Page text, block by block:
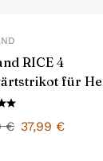
RICE 4
für
€ 37,99 €